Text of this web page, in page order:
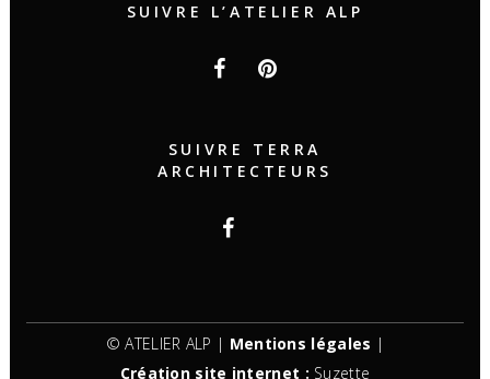
SUIVRE L’ATELIER ALP
SUIVRE TERRA
ARCHITECTEURS
© ATELIER ALP | Mentions légales |
Création site internet : Suzette